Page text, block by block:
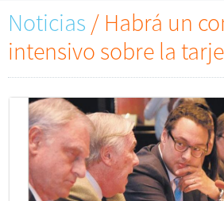
Noticias / Habrá un
intensivo sobre la